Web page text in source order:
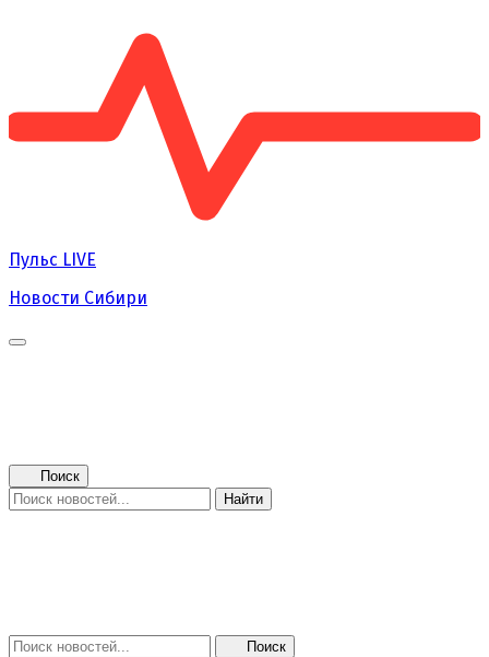
Пульс LIVE
Новости Сибири
Поиск
Найти
Поиск